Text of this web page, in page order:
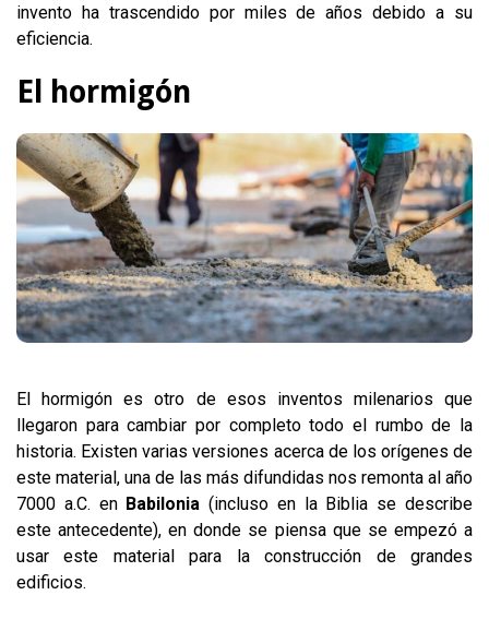
invento ha trascendido por miles de años debido a su
eficiencia.
El hormigón
El hormigón es otro de esos inventos milenarios que
llegaron para cambiar por completo todo el rumbo de la
historia. Existen varias versiones acerca de los orígenes de
este material, una de las más difundidas nos remonta al año
7000 a.C. en Babilonia(incluso en la Biblia se describe
este antecedente), en donde se piensa que se empezó a
usar este material para la construcción de grandes
edificios.